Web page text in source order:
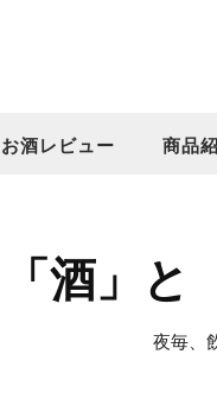
お酒レビュー 商品
「酒」
夜毎、